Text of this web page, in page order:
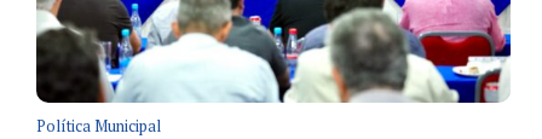
Política Municipal